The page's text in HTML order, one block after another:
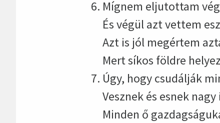
Mígnem eljutottam
És végül azt vettem
Azt is jól megértem
Mert síkos földre
Úgy, hogy csudálják
Vesznek és esnek
Minden ő